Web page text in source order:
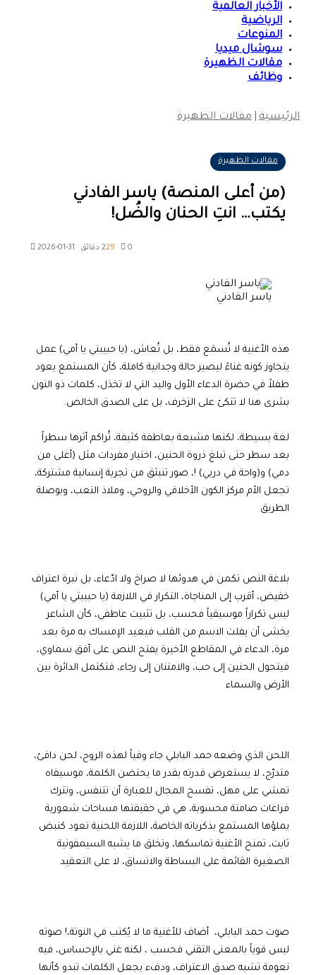
الأخبار العالمية
الرياضية
المنوعات
سوشال ميديا
مقالات الظهيرة
وظائف
الرئيسية|مقالات الظهيرة
مقالات الظهيرة
(من أعلى المنصة) ياسر الفادني
يكتب… انتِ الحنان والضُل!
2026-01-31 29
ياسر الفادني
هذه الأغنية لا تُسمَع فقط، بل تُعاش، (يا حبيبتي يا أمي) عمل
يتجاوز كونه غناءً ليصير حالة وجدانية كاملة، كأن المستمع يعود
طفلاً في حضرة الدعاء الأول واليد التي لا تخذل، كلمات ذو النون
بشرى هنا لا تتكئ على الزخرف، بل على الصدق الخالص.
لغة بسيطة، لكنها مشبعة بعاطفة كثيفة، تُراكم أثرها سطراً
بعد سطر حتى تبلغ ذروة الحنين، اختيار مفردات مثل (أغلى من
دمي) و(واحة في دربي) !، صور تنبثق من تجربة إنسانية مشتركة،
تجعل الأم مركز الكون الأخلاقي والروحي، وملاذ التعب، وبوصلة
الطريق
بلاغة النص تكمن في هدوئها لا صراخ ولا ادّعاء، بل نبرة اعتراف
خفيض، أقرب إلى المناجاة، التكرار في اللازمة (يا حبيبتي يا أمي)
ليس تكراراً موسيقياً فحسب، بل تثبيت عاطفي، كأن الشاعر
يخشى أن يفلت الاسم من القلب فيعيد الإمساك به مرة بعد
مرة، الدعاء في المقاطع الأخيرة يفتح النص على أفق سماوي،
فيتحول الحنين إلى حب، والامتنان إلى رجاء، فتكتمل الدائرة بين
الأرض والسماء
اللحن الذي وضعه حمد البابلي جاء وفياً لهذه الروح، لحن دافئ،
متدرّج، لا يستعرض قدرته بقدر ما يحتضن الكلمة، موسيقاه
تمشي على مهل، تفسح المجال للعبارة أن تتنفس، وتترك
فراغات صامتة محسوبة، هي في حقيقتها مساحات شعورية
يملؤها المستمع بذكرياته الخاصة، اللازمة اللحنية تعود كنبض
ثابت، تمنح الأغنية تماسكها، وتخلق ما يشبه السيمفونية
الصغيرة القائمة على البساطة والاتساق، لا على التعقيد
صوت حمد البابلي، أضاف للأغنية ما لا يُكتب في النوتة،! صوته
ليس قوياً بالمعنى التقني فحسب ، لكنه غني بالإحساس، فيه
نعومة تشبه صدق الاعتراف، ودفء يجعل الكلمات تبدو كأنها